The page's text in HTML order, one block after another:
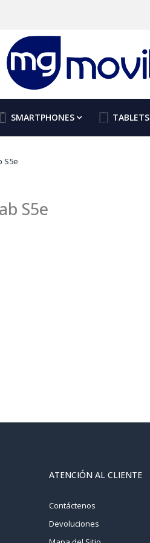
SMARTPHONES TABLETS
S5e
S5e
ATENCIÓN AL CLIENTE
Contáctenos
Devoluciones